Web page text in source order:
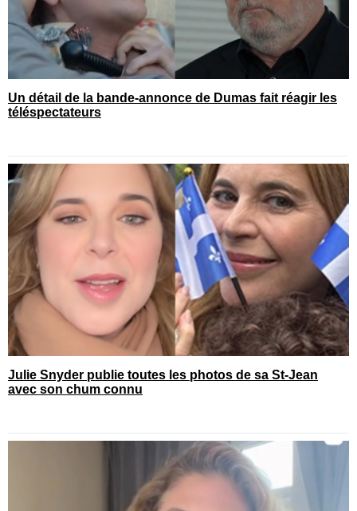
Un détail de la bande-annonce de Dumas fait réagir les
téléspectateurs
Julie Snyder publie toutes les photos de sa St-Jean
avec son chum connu